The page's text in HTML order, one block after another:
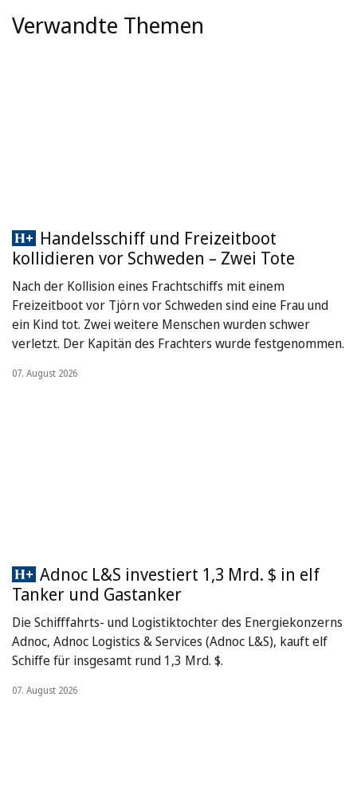
Verwandte Themen
Handelsschiff und Freizeitboot
kollidieren vor Schweden – Zwei Tote
Nach der Kollision eines Frachtschiffs mit einem
Freizeitboot vor Tjörn vor Schweden sind eine Frau und
ein Kind tot. Zwei weitere Menschen wurden schwer
verletzt. Der Kapitän des Frachters wurde festgenommen.
07. August 2026
Adnoc L&S investiert 1,3 Mrd. $ in elf
Tanker und Gastanker
Die Schifffahrts- und Logistiktochter des Energiekonzerns
Adnoc, Adnoc Logistics & Services (Adnoc L&S), kauft elf
Schiffe für insgesamt rund 1,3 Mrd. $.
07. August 2026